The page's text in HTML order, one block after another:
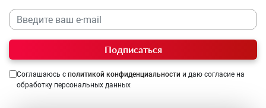
Подписаться
Соглашаюсь с политикой конфиденциальности и даю согласие на
обработку персональных данных